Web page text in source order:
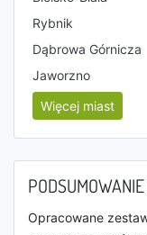
Rybnik
Dąbrowa Górnicza
Jaworzno
Więcej miast
Opracowane